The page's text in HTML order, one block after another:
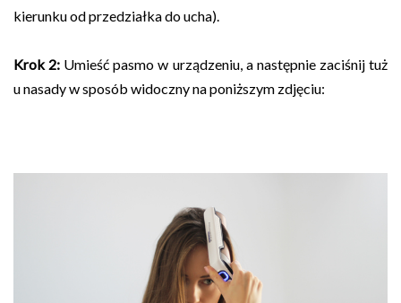
kierunku od przedziałka do ucha).
Krok 2: Umieść pasmo w urządzeniu, a następnie zaciśnij tuż
u nasady w sposób widoczny na poniższym zdjęciu: